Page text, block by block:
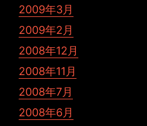
2009年3月
2009年2月
2008年12月
2008年11月
2008年7月
2008年6月